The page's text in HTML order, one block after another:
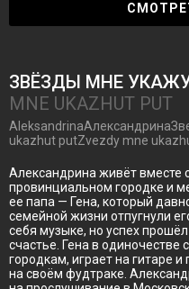
ЗВЁЗДЫ МНЕ
MNE UKAZHUT PUT
ukazhut putZvezdy mne
Александрина живёт вместе
провинциальном городке и
ее папа — Гена, который
семейной жизни отпугнули
себя музыке, но успех
счастье. Гена в одиночестве
городкам, играет на гитаре и
на своём фудтраке.